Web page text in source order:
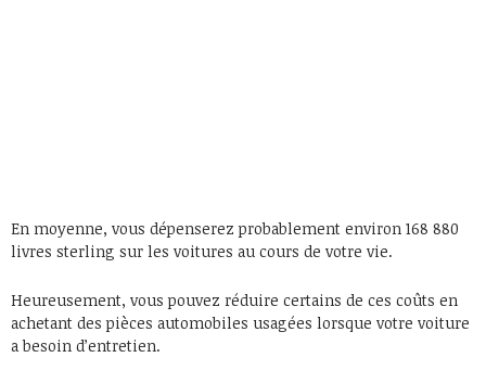
En moyenne, vous dépenserez probablement environ 168 880
livres sterling sur les voitures au cours de votre vie.
Heureusement, vous pouvez réduire certains de ces coûts en
achetant des pièces automobiles usagées lorsque votre voiture
a besoin d’entretien.